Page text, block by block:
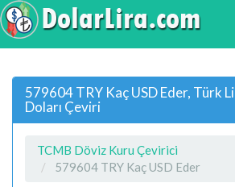
579604 TRY Kaç USD Eder, Türk
Doları Çeviri
TCMB Döviz Kuru Çevirici
579604 TRY Kaç USD Eder